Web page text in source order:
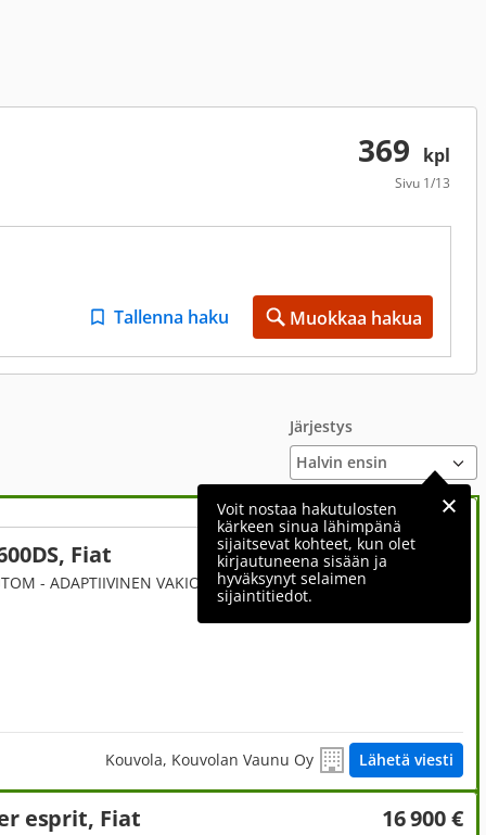
369 kpl
Sivu 1/13
Tallenna haku Muokkaa hakua
Järjestys
Voit nostaa hakutulosten
kärkeen sinua lähimpänä
sijaitsevat kohteet, kun olet
kirjautuneena sisään ja
hyväksynyt selaimen
sijaintitiedot.
Fiat 81 155 €
ALV väh.kelp.
2.2, Retkeilyauto, 2.2 140hv AUTOM - ADAPTIIVINEN VAKIONOPEUSSÄÄDIN - MULTIMEDIASOITIN - PERUUTUSKAMERA - MARKIISI - DIGIMITTARISTO
Kouvola, Kouvolan Vaunu Oy Lähetä viesti
esprit, Fiat 16 900 €